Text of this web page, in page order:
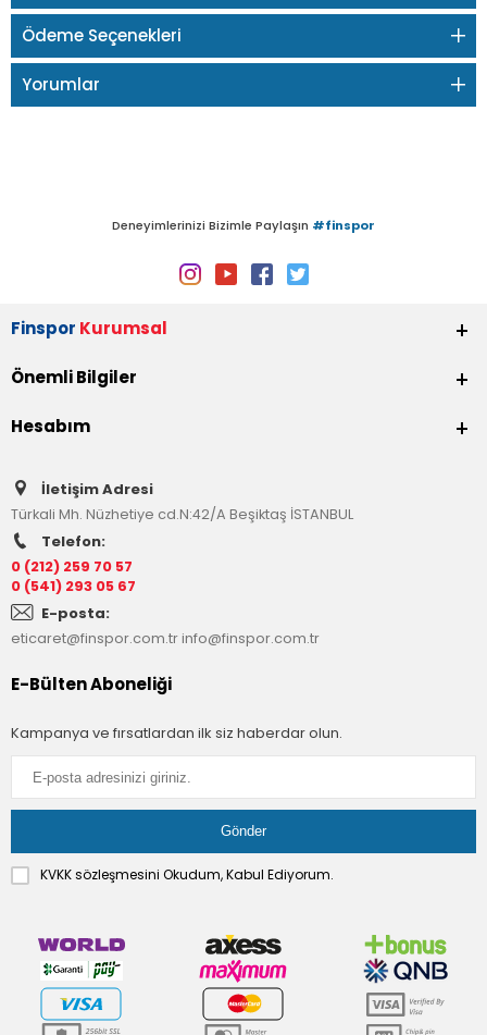
Ödeme Seçenekleri
Yorumlar
Deneyimlerinizi Bizimle Paylaşın #finspor
Finspor Kurumsal
Önemli Bilgiler
Hesabım
İletişim Adresi
Türkali Mh. Nüzhetiye cd.N:42/A Beşiktaş İSTANBUL
Telefon:
0 (212) 259 70 57
0 (541) 293 05 67
E-posta:
eticaret@finspor.com.trinfo@finspor.com.tr
E-Bülten Aboneliği
Kampanya ve fırsatlardan ilk siz haberdar olun.
KVKK sözleşmesini Okudum, Kabul Ediyorum.